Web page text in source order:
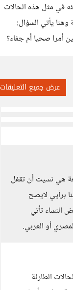
في مثل هذه الحالات
يأتي السؤال:
أمرا صحيا أم جفاء؟
عرض جميع التعليقات
هي نسيت أن تقفل
برأيي لايصح
النساء تأتي
أو العربي.
الطارئة